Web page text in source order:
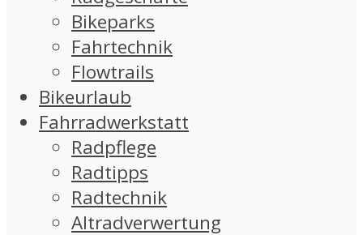
Bikeparks
Fahrtechnik
Flowtrails
Bikeurlaub
Fahrradwerkstatt
Radpflege
Radtipps
Radtechnik
Altradverwertung